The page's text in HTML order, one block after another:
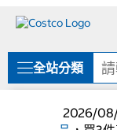
單
全站分類
2026/